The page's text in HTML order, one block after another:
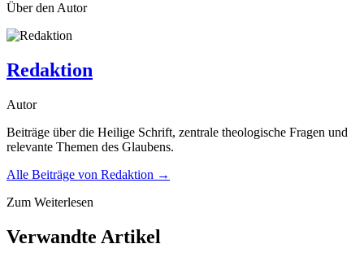
Über den Autor
Redaktion
Autor
Beiträge über die Heilige Schrift, zentrale theologische Fragen und
relevante Themen des Glaubens.
Alle Beiträge von Redaktion →
Zum Weiterlesen
Verwandte Artikel